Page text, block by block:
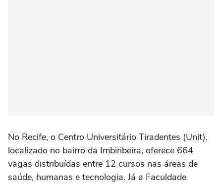
No Recife, o Centro Universitário Tiradentes (Unit),
localizado no bairro da Imbiribeira, oferece 664
vagas distribuídas entre 12 cursos nas áreas de
saúde, humanas e tecnologia. Já a Faculdade